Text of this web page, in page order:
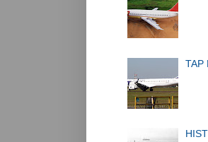
TAP